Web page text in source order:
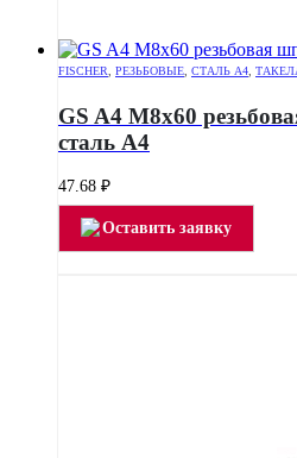
FISCHER, РЕЗЬБОВЫЕ, СТАЛЬ А4,
GS A4 M8х60
сталь А4
47.68 ₽
Оставить заявку